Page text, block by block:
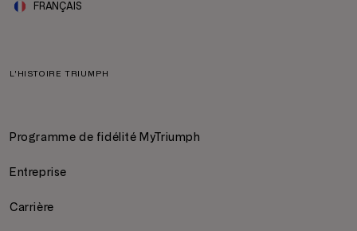
FRANÇAIS
L'HISTOIRE TRIUMPH
Programme de fidélité MyTriumph
Entreprise
Carrière